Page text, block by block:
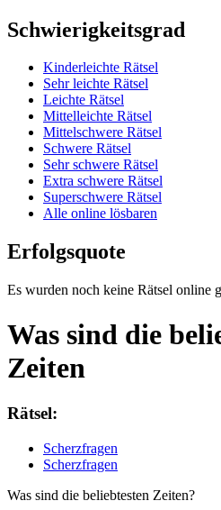
Schwierigkeitsgrad
Kinderleichte Rätsel
Sehr leichte Rätsel
Leichte Rätsel
Mittelleichte Rätsel
Mittelschwere Rätsel
Schwere Rätsel
Sehr schwere Rätsel
Extra schwere Rätsel
Superschwere Rätsel
Alle online lösbaren
Erfolgsquote
Es wurden noch keine Rätsel online
Was sind die
Zeiten
Rätsel:
Scherzfragen
Scherzfragen
Was sind die beliebtesten Zeiten?